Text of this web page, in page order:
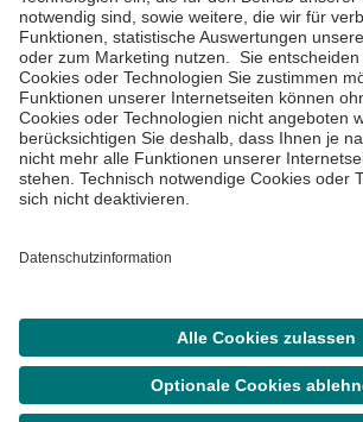
Impressum
Datenschutzinformationen
Barrierefreiheit
©Asklepios Kliniken GmbH & Co.